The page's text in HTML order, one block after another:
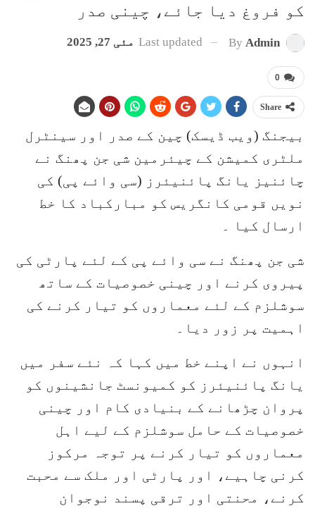
کو فروغ دیا جائے، چینی صدر
By Admin
Last updated مئی 27, 2025
0
Share
بیجنگ (ویب ڈیسک) چین کے صدر اور سینٹرل
ملٹری کمیشن کے چیئرمین شی جن پھنگ نے
چائنیز یانگ پائنیئرز (سی وائے پی) کی
نویں قومی کانگریس کو مبارکباد کا خط
ارسال کیا ۔
شی جن پھنگ نے سی وائے پی کے لئے پارٹی کی
پیروی کرنے اور چینی خصوصیات کے ساتھ
سوشلزم کے لئے معماروں کو تیار کرنے کی
اہمیت پر زور دیا۔
انہوں نے اپنے خط میں کہا کہ نئے سفر میں
یانگ پائنیئرز کو کمیونسٹ جانشینوں کو
پروان چڑھانے کے بنیادی کام اور چینی
خصوصیات کے حامل سوشلزم کے لیے اہل
معماروں کو تیار کرنے پر توجہ مرکوز
کرنی چاہیے، اور پارٹی اور ملک سے محبت
کرنے، محنتی اور ترقی پسند نوجوان